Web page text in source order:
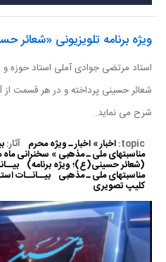
ویژه برنامه تلویزیونی «شعائر
استاد مرتضی جوادی آملی استاد حوزه و
شعائر حسینی پرداخته و در هر قسمت از
شرح می نماید.
topic: اخبار » اخبار ـ ویژه محرم آثار:
مناسبتهای ملی ـ مذهبی » سخنرانی ماه
(شعائر حسینی(ع)؛ ویژه برنامه)
مناسبتهای ملی ـ مذهبی بیــانــات
کلیپ تصویری